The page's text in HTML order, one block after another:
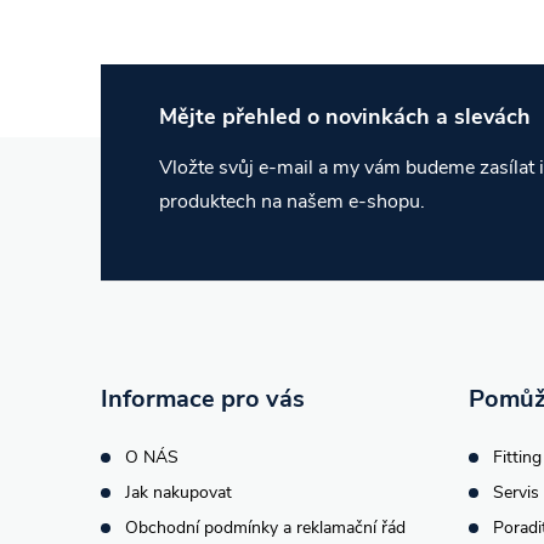
Mějte přehled o novinkách a slevách
Vložte svůj e-mail a my vám budeme zasílat
produktech na našem e-shopu.
Informace pro vás
O NÁS
Jak nakupovat
Obchodní podmínky a reklamační řád